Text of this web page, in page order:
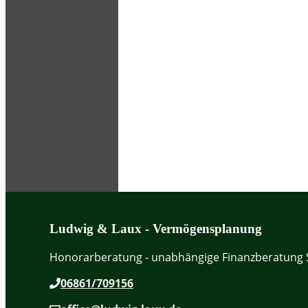
Ludwig & Laux - Vermögensplanung
Honorarberatung - unabhängige Finanzberatung
06861/709156